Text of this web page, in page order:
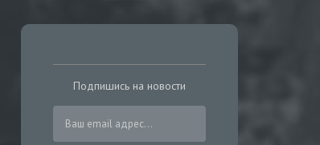
Подпишись на новости